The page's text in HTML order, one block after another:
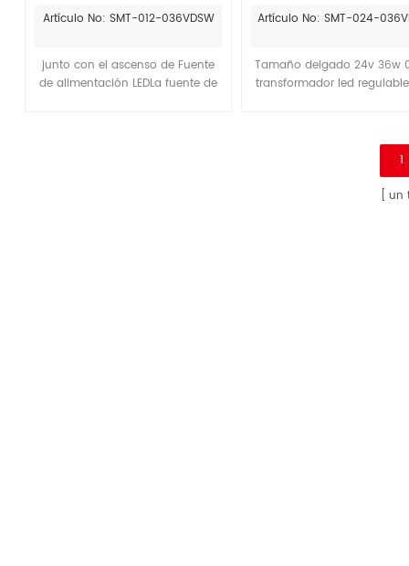
controlador LED para
Artículo No: SMT-012-036VDSW
junto con el ascenso de Fuente
de alimentación LEDLa fuente de
Artículo No: SMT-024-
Tamaño delgado 24v 36w
transformador led
1
un